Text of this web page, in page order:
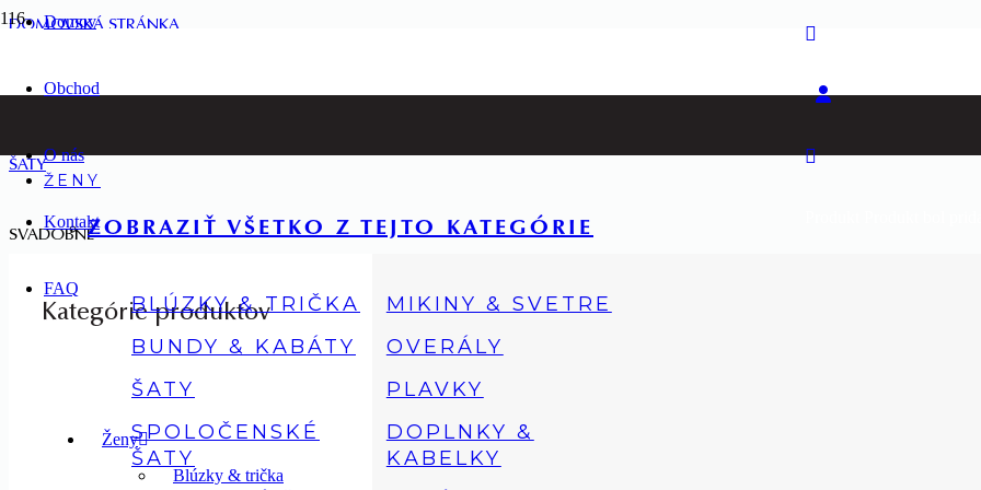
Domov
Obchod
O nás
Kontakt
FAQ
ŽENY
ZOBRAZIŤ VŠETKO Z TEJTO KATEGÓRIE
BLÚZKY & TRIČKA
BUNDY & KABÁTY
ŠATY
SPOLOČENSKÉ
ŠATY
MIKINY & SVETRE
OVERÁLY
PLAVKY
DOPLNKY &
KABELKY
DOMOVSKÁ STRÁNKA
ŽENY
ŠATY
SVADOBNÉ
Kategórie produktov
Ženy
Blúzky & trička